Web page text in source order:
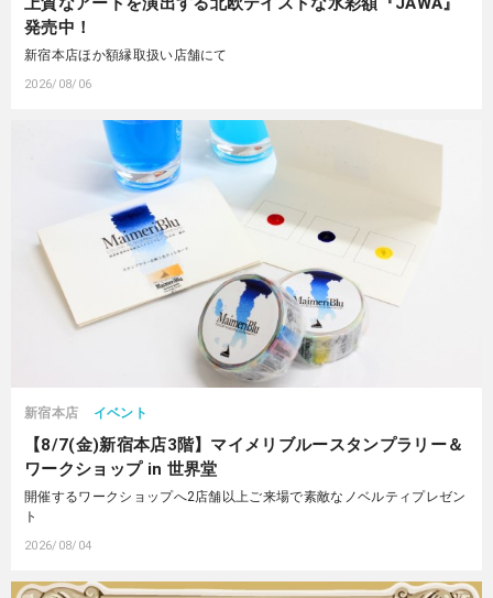
発売中！
新宿本店ほか額縁取扱い店舗にて
2026/08/06
新宿本店 イベント
【8/7(金)新宿本店3階】マイメリブルースタンプラリー＆
ワークショップ in 世界堂
開催するワークショップへ2店舗以上ご来場で素敵なノベルティプレゼン
ト
2026/08/04